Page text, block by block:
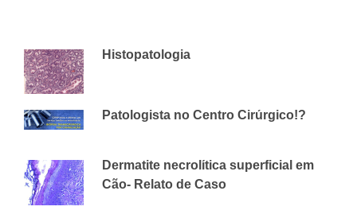
Histopatologia
Patologista no Centro Cirúrgico!?
Dermatite necrolítica superficial em
Cão- Relato de Caso